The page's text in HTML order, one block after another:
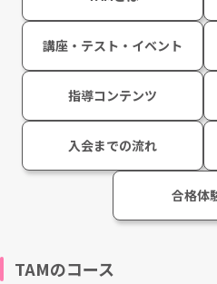
講座・テスト・イベント
指導コンテンツ
入会までの流れ
合格体
TAMのコース